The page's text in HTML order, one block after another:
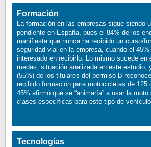
Formación
La formación en las empresas sigue siendo
pendiente en España, pues el 84% de los
manifiesta que nunca ha recibido un curso/
seguridad vial en la empresa, cuando el
interesado en recibirlo. Lo mismo sucede en
ruedas, situación analizada en este estudio,
(55%) de los titulares del permiso B
recibido formación para motocicletas de 125
45% afirmó que se “animaría” a usar la
clases específicas para este tipo de
Tecnologías